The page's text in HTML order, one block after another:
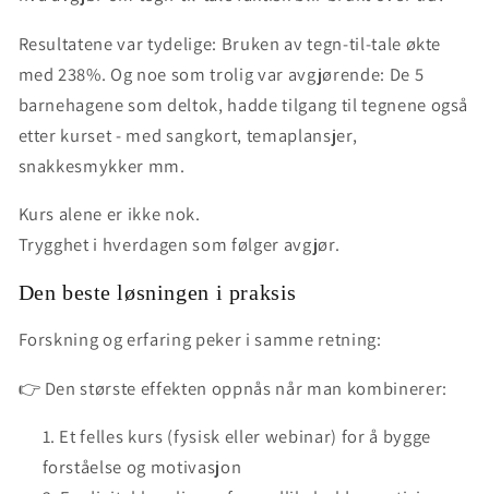
Resultatene var tydelige: Bruken av tegn-til-tale økte
med238%. Og noe som trolig var avgjørende: De 5
barnehagene som deltok, hadde tilgang til tegnene også
etter kurset - med sangkort, temaplansjer,
snakkesmykker mm.
Kurs alene er ikke nok.
Trygghet i hverdagen som følger avgjør.
Den beste løsningen i praksis
Forskning og erfaring peker i samme retning:
👉 Den største effekten oppnås når man kombinerer:
Et felles kurs (fysisk eller webinar) for å bygge
forståelse og motivasjon